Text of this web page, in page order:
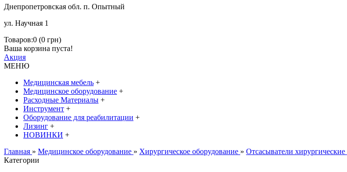
Днепропетровская обл. п. Опытный
ул. Научная 1
Товаров:0 (0 грн)
Ваша корзина пуста!
Акция
МЕНЮ
Медицинская мебель +
Медицинское оборудование +
Расходные Материалы +
Инструмент +
Оборудование для реабилитации +
Лизинг +
НОВИНКИ +
Главная » Медицинское оборудование » Хирургическое оборудование » Отсасыватели хирургические
Категории